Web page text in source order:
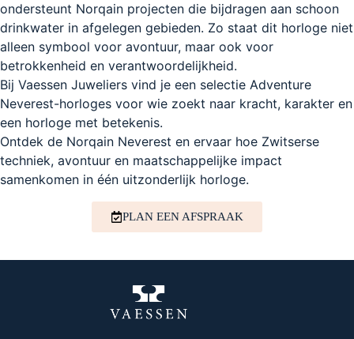
ondersteunt Norqain projecten die bijdragen aan schoon
drinkwater in afgelegen gebieden. Zo staat dit horloge niet
alleen symbool voor avontuur, maar ook voor
betrokkenheid en verantwoordelijkheid.
Bij Vaessen Juweliers vind je een selectie Adventure
Neverest-horloges voor wie zoekt naar kracht, karakter en
een horloge met betekenis.
Ontdek de Norqain Neverest en ervaar hoe Zwitserse
techniek, avontuur en maatschappelijke impact
samenkomen in één uitzonderlijk horloge.
PLAN EEN AFSPRAAK